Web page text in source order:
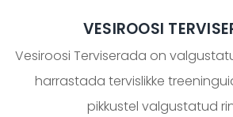
VESIROOSI
Vesiroosi Terviserada on
harrastada tervislikke
pikkustel valgustatud